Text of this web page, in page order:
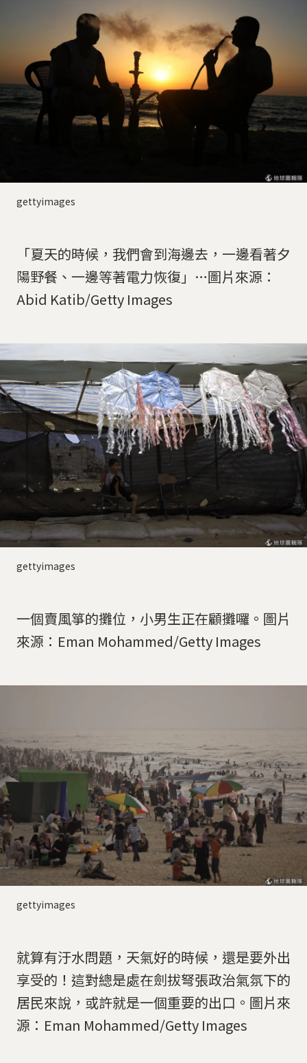
gettyimages
「夏天的時候，我們會到海邊去，一邊看著夕
陽野餐、一邊等著電力恢復」…圖片來源：
Abid Katib/Getty Images
gettyimages
一個賣風箏的攤位，小男生正在顧攤囉。圖片
來源：Eman Mohammed/Getty Images
gettyimages
就算有汙水問題，天氣好的時候，還是要外出
享受的！這對總是處在劍拔弩張政治氣氛下的
居民來說，或許就是一個重要的出口。圖片來
源：Eman Mohammed/Getty Images